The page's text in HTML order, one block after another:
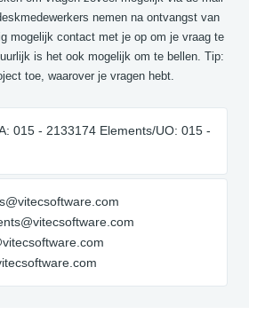
nemen na ontvangst van
mogelijk contact met je op om je vraag te
is het ook mogelijk om te bellen. Tip:
toe, waarover je vragen hebt.
015 - 2133174 Elements/UO: 015 -